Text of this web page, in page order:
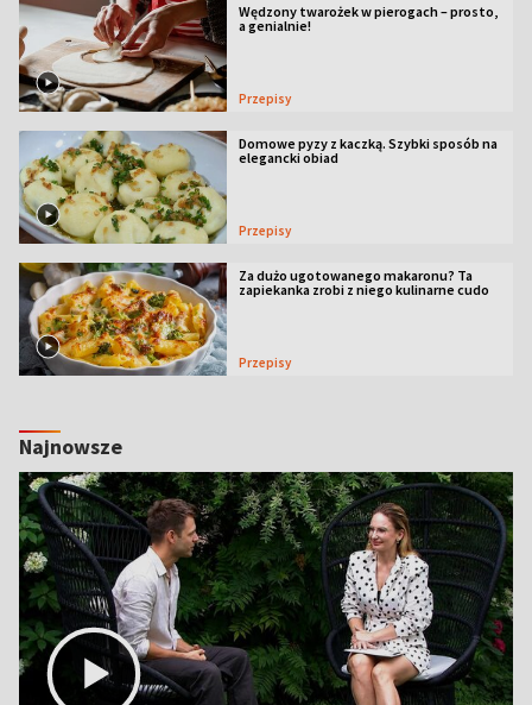
Wędzony twarożek w pierogach – prosto,
a genialnie!
Przepisy
Domowe pyzy z kaczką. Szybki sposób na
elegancki obiad
Przepisy
Za dużo ugotowanego makaronu? Ta
zapiekanka zrobi z niego kulinarne cudo
Przepisy
Najnowsze